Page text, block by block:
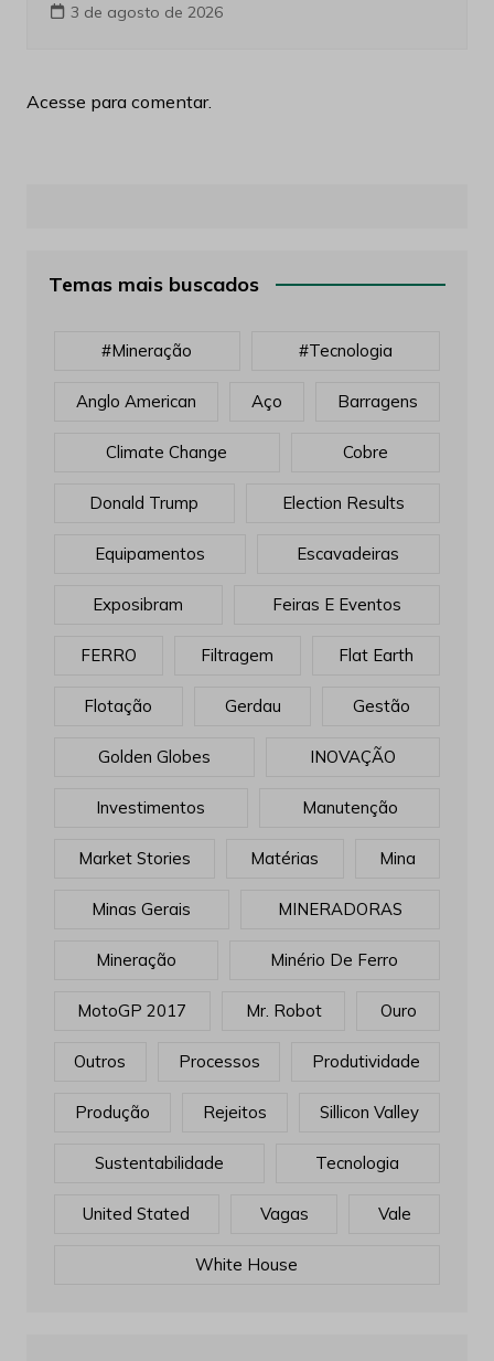
3 de agosto de 2026
Acesse para comentar.
Temas mais buscados
#mineração #tecnologia
Anglo American Aço Barragens
Climate Change Cobre
Donald Trump Election Results
Equipamentos Escavadeiras
Exposibram Feiras E Eventos
FERRO Filtragem Flat Earth
Flotação Gerdau Gestão
Golden Globes INOVAÇÃO
Investimentos Manutenção
Market Stories Matérias Mina
Minas Gerais MINERADORAS
Mineração Minério De Ferro
MotoGP 2017 Mr. Robot Ouro
Outros Processos Produtividade
Produção Rejeitos Sillicon Valley
Sustentabilidade Tecnologia
United Stated Vagas Vale
White House